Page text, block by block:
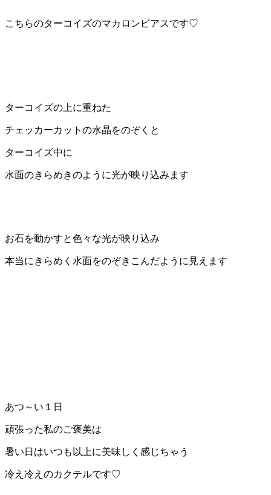
こちらのターコイズのマカロンピアスです♡
ターコイズの上に重ねた
チェッカーカットの水晶をのぞくと
ターコイズ中に
水面のきらめきのように光が映り込みます
お石を動かすと色々な光が映り込み
本当にきらめく水面をのぞきこんだように見えます
あつ～い１日
頑張った私のご褒美は
暑い日はいつも以上に美味しく感じちゃう
冷え冷えのカクテルです♡